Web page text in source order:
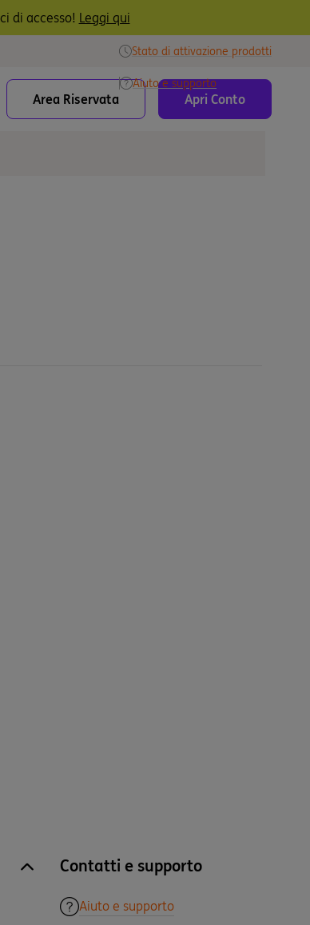
di accesso! Leggi qui
Stato di attivazione prodotti
Aiuto e supporto
Area Riservata Apri Conto
[it-IT] Tutti i prodotti
Chiudi Tutti i prodotti
Contatti e supporto
Aiuto e supporto